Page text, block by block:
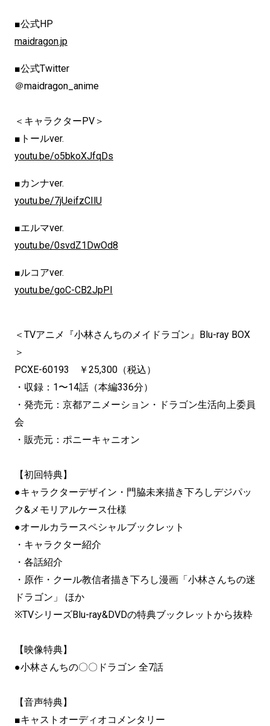
■公式HP
maidragon.jp
■公式Twitter
＠maidragon_anime
＜キャラクターPV＞
■トールver.
youtu.be/o5bkoXJfqDs
■カンナver.
youtu.be/7jUeifzCIlU
■エルマver.
youtu.be/0svdZ1DwOd8
■ルコアver.
youtu.be/goC-CB2JpPI
＜TVアニメ『小林さんちのメイドラゴン』Blu-ray BOX
＞
PCXE-60193 ￥25,300（税込）
・収録：1〜14話（本編336分）
・発売元：京都アニメーション・ドラゴン生活向上委員
会
・販売元：ポニーキャニオン
【初回特典】
●キャラクターデザイン・門脇未来描き下ろしデジパッ
ク&メモリアルケース仕様
●オールカラースペシャルブックレット
・キャラクター紹介
・各話紹介
・原作・クール教信者描き下ろし漫画「小林さんちの迷
ドラゴン」 ほか
※TVシリーズBlu-ray&DVDの特典ブックレットから抜粋
【映像特典】
●小林さんちの〇〇ドラゴン 全7話
【音声特典】
■キャストオーディオコメンタリー